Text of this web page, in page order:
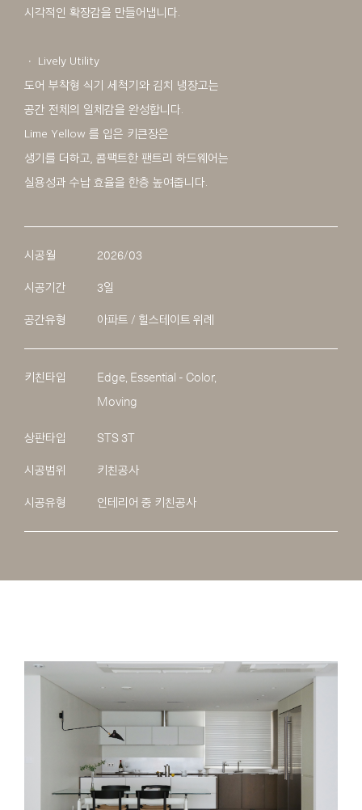
시각적인 확장감을 만들어냅니다.
ㆍ Lively Utility
도어 부착형 식기 세척기와 김치 냉장고는
공간 전체의 일체감을 완성합니다.
Lime Yellow 를 입은 키큰장은
생기를 더하고, 콤팩트한 팬트리 하드웨어는
실용성과 수납 효율을 한층 높여줍니다.
시공월 2026/03
시공기간 3일
공간유형 아파트 / 힐스테이트 위례
키친타입
Edge, Essential - Color,
Moving
상판타입 STS 3T
시공범위 키친공사
시공유형 인테리어 중 키친공사